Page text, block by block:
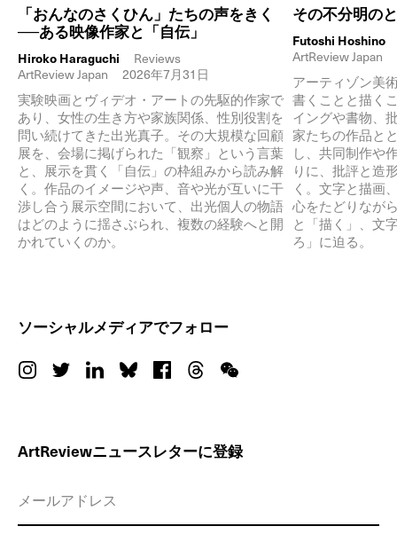
「おんなのさくひん」たちの声をきく
──ある映像作家と「自伝」
Hiroko Haraguchi
Reviews
ArtReview Japan
2026年7月31日
実験映画とヴィデオ・アートの先駆的作家で
あり、女性の生き方や家族関係、性別役割を
問い続けてきた出光真子。その大規模な回顧
展を、会場に掲げられた「観察」という言葉
と、展示を貫く「自伝」の枠組みから読み解
く。作品のイメージや声、音や光が互いに干
渉し合う展示空間において、出光個人の物語
はどのように揺さぶられ、複数の経験へと開
かれていくのか。
その不分明の
Futoshi Hoshino
ArtReview Japan
アーティゾン美
書くことと描く
イングや書物、
家たちの作品と
し、共同制作や
りに、批評と造
く。文字と描画
心をたどりなが
と「描く」、文
ろ」に迫る。
ソーシャルメディアでフォロー
ArtReviewニュースレターに登録